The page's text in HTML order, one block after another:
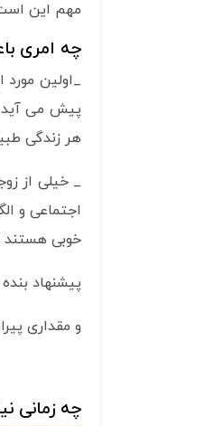
مهم این است
چه امری
_اولین
پیش می آید
هر زندگی
_ خیلی از
اجتماعی و
خوبی هستند
پیشنهاد
و مقداری
چه زمانی